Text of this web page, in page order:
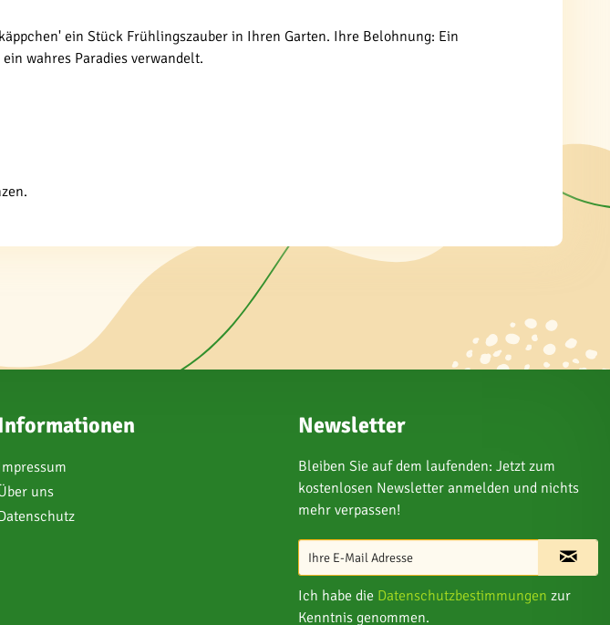
ein Stück Frühlingszauber in Ihren Garten. Ihre Belohnung: Ein
wahres Paradies verwandelt.
uns
Newsletter
Bleiben Sie auf dem laufenden: Jetzt zum
kostenlosen Newsletter anmelden und nichts
mehr verpassen!
Ich habe die Datenschutzbestimmungen zur
Kenntnis genommen.